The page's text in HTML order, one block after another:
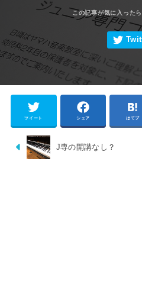
ツイート シェア はてブ
J専の開講なし？